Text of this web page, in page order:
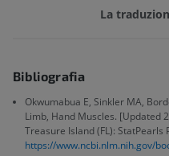
La
Bibliografia
Okwumabua E, Sinkler MA,
Limb, Hand Muscles. [Updated
Treasure Island (FL): StatPearls
https://www.ncbi.nlm.nih.gov/